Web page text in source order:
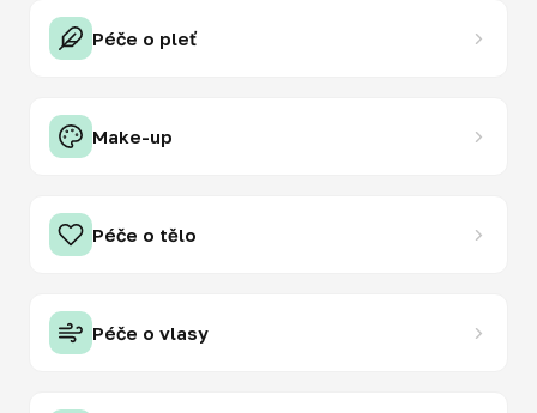
Péče o pleť
Make-up
Péče o tělo
Péče o vlasy